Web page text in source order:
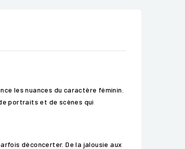
les nuances du caractère féminin.
portraits et de scènes qui
déconcerter. De la jalousie aux